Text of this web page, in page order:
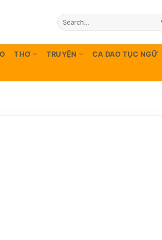
THƠ TRUYỆN CA DAO TỤC NGỮ